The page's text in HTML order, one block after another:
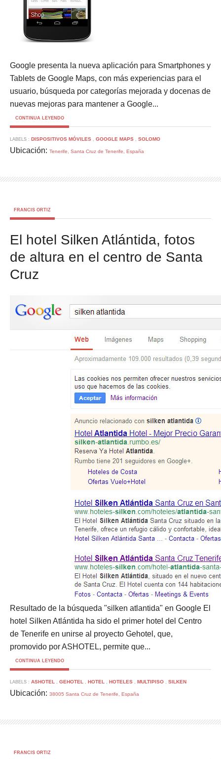
Google presenta la nueva aplicación para Smartphones y
Tablets de Google Maps, con más experiencias para el
usuario, búsqueda por categorías mejorada y docenas de
nuevas mejoras para mantener a Google...
CONTINUA LEYENDO
LABELS : DISPOSITIVOS MÓVILES , GOOGLE MAPS , SOLOMO
Ubicación: Tenerife, Santa Cruz de Tenerife, España
FRANCIS ORTIZ
El hotel Silken Atlántida, fotos
de altura en el centro de Santa
Cruz
Resultado de la búsqueda "silken atlantida" en Google El
hotel Silken Atlántida ha sido el primer hotel del Centro
de Tenerife en unirse al proyecto Gehotel, que,
promovido por ASHOTEL, permite que...
CONTINUA LEYENDO
LABELS : ASHOTEL , GEHOTEL , HOTEL , HOTELES , MULTIPISO , SILKEN
Ubicación: 38005 Santa Cruz de Tenerife, España
FRANCIS ORTIZ